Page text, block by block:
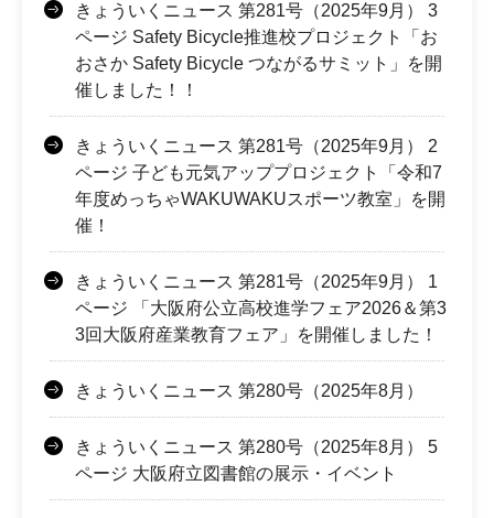
きょういくニュース 第281号（2025年9月） 3
ページ Safety Bicycle推進校プロジェクト「お
おさか Safety Bicycle つながるサミット」を開
催しました！！
きょういくニュース 第281号（2025年9月） 2
ページ 子ども元気アッププロジェクト「令和7
年度めっちゃWAKUWAKUスポーツ教室」を開
催！
きょういくニュース 第281号（2025年9月） 1
ページ 「大阪府公立高校進学フェア2026＆第3
3回大阪府産業教育フェア」を開催しました！
きょういくニュース 第280号（2025年8月）
きょういくニュース 第280号（2025年8月） 5
ページ 大阪府立図書館の展示・イベント